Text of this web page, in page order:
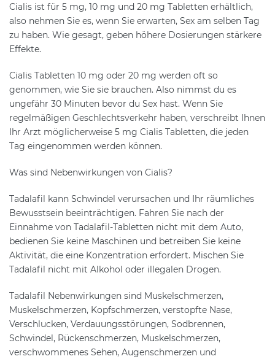
Cialis ist für 5 mg, 10 mg und 20 mg Tabletten erhältlich,
also nehmen Sie es, wenn Sie erwarten, Sex am selben Tag
zu haben. Wie gesagt, geben höhere Dosierungen stärkere
Effekte.
Cialis Tabletten 10 mg oder 20 mg werden oft so
genommen, wie Sie sie brauchen. Also nimmst du es
ungefähr 30 Minuten bevor du Sex hast. Wenn Sie
regelmäßigen Geschlechtsverkehr haben, verschreibt Ihnen
Ihr Arzt möglicherweise 5 mg Cialis Tabletten, die jeden
Tag eingenommen werden können.
Was sind Nebenwirkungen von Cialis?
Tadalafil kann Schwindel verursachen und Ihr räumliches
Bewusstsein beeinträchtigen. Fahren Sie nach der
Einnahme von Tadalafil-Tabletten nicht mit dem Auto,
bedienen Sie keine Maschinen und betreiben Sie keine
Aktivität, die eine Konzentration erfordert. Mischen Sie
Tadalafil nicht mit Alkohol oder illegalen Drogen.
Tadalafil Nebenwirkungen sind Muskelschmerzen,
Muskelschmerzen, Kopfschmerzen, verstopfte Nase,
Verschlucken, Verdauungsstörungen, Sodbrennen,
Schwindel, Rückenschmerzen, Muskelschmerzen,
verschwommenes Sehen, Augenschmerzen und